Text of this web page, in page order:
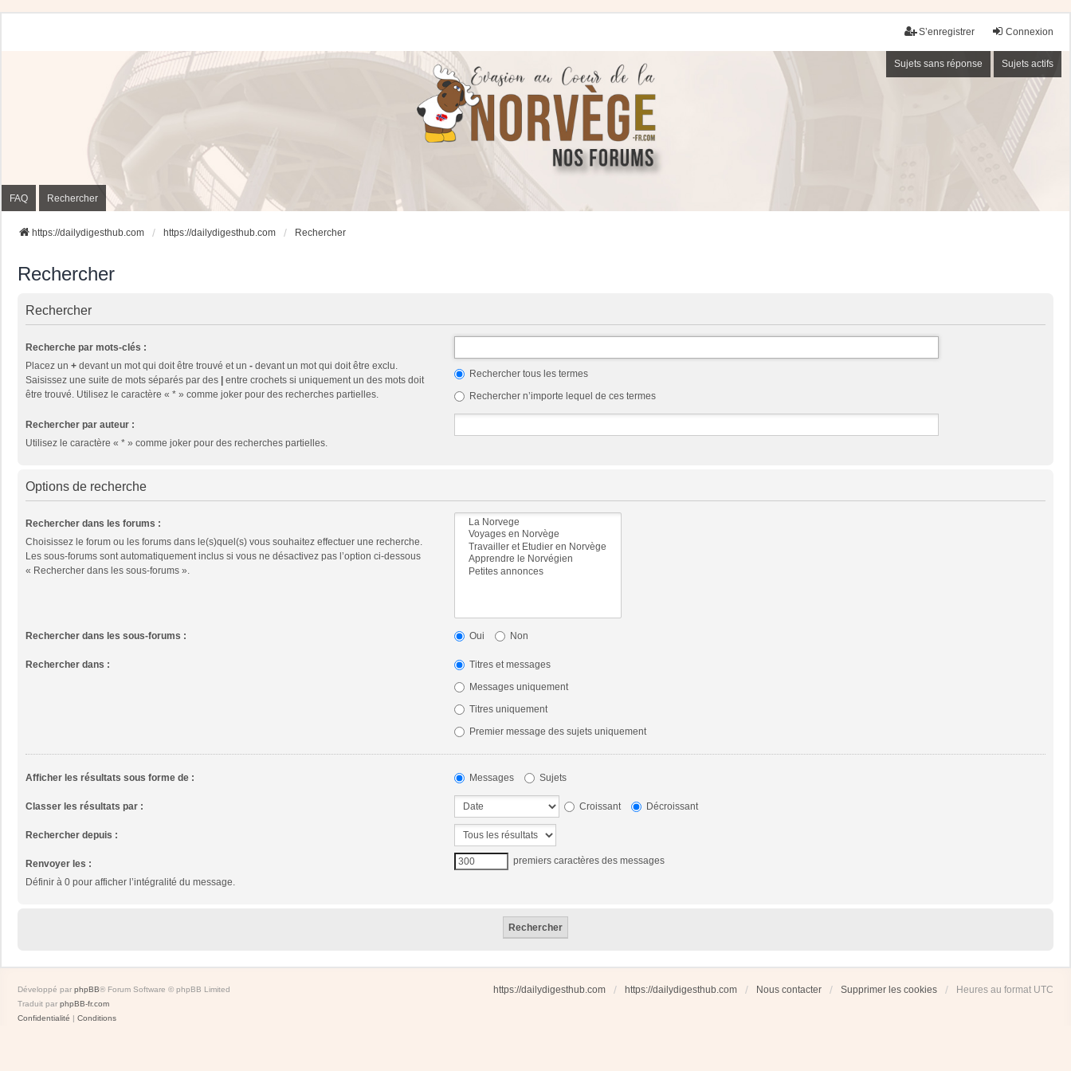
Connexion
S’enregistrer
Sujets sans réponse Sujets actifs
FAQ Rechercher
https://dailydigesthub.com https://dailydigesthub.com Rechercher
Rechercher
Rechercher
Recherche par mots-clés :
Placez un + devant un mot qui doit être trouvé et un - devant un mot qui doit être exclu.
Saisissez une suite de mots séparés par des
entre crochets si uniquement un des mots doit
être trouvé. Utilisez le caractère « * » comme joker pour des recherches partielles.
Rechercher tous les termes
Rechercher n’importe lequel de ces termes
Rechercher par auteur :
Utilisez le caractère « * » comme joker pour des recherches partielles.
Options de recherche
Rechercher dans les forums :
Choisissez le forum ou les forums dans le(s)quel(s) vous souhaitez effectuer une recherche.
Les sous-forums sont automatiquement inclus si vous ne désactivez pas l’option ci-dessous
« Rechercher dans les sous-forums ».
Rechercher dans les sous-forums : Oui Non
Rechercher dans :
Titres et messages
Messages uniquement
Titres uniquement
Premier message des sujets uniquement
Afficher les résultats sous forme de : Messages Sujets
Classer les résultats par : Croissant Décroissant
Rechercher depuis :
Renvoyer les :
Définir à 0 pour afficher l’intégralité du message.
premiers caractères des messages
https://dailydigesthub.com https://dailydigesthub.com Nous contacter Supprimer les cookies Heures au format UTC
Développé par phpBB® Forum Software © phpBB Limited
Traduit par phpBB-fr.com
Confidentialité | Conditions